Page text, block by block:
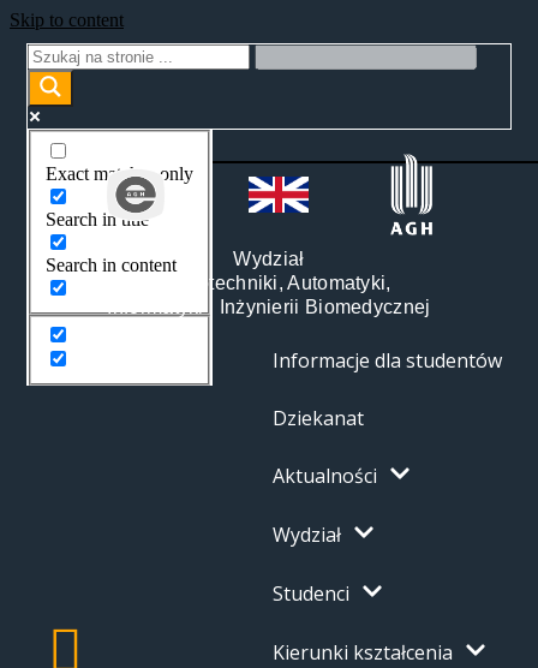
Skip to content
Exact matches only
Search in title
Search in content
Wydział
Elektrotechniki, Automatyki,
Informatyki i Inżynierii Biomedycznej
Informacje dla studentów
Dziekanat
Aktualności
Wydział
Studenci
Kierunki kształcenia